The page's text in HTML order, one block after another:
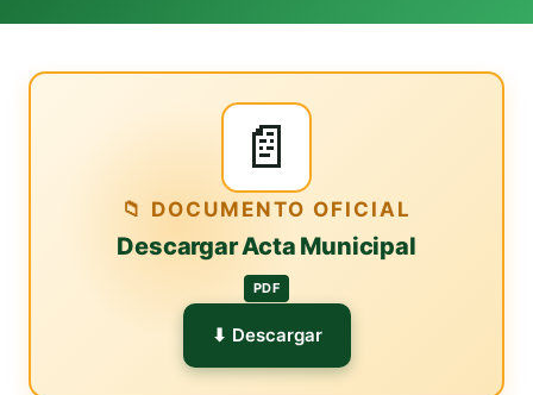
📄
📁 DOCUMENTO OFICIAL
Descargar Acta Municipal
PDF
⬇ Descargar